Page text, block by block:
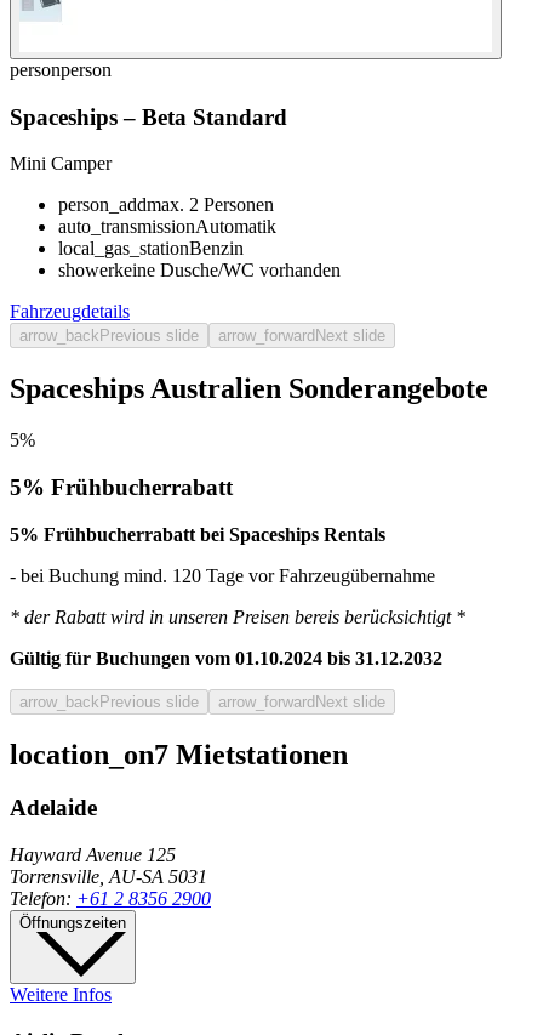
personperson
Spaceships– Beta Standard
Mini Camper
person_addmax. 2 Personen
auto_transmissionAutomatik
local_gas_stationBenzin
showerkeine Dusche/WC vorhanden
Fahrzeugdetails
arrow_back Previous slide arrow_forward Next slide
Spaceships Australien Sonderangebote
5%
5% Frühbucherrabatt
5% Frühbucherrabatt bei Spaceships Rentals
- bei Buchung mind. 120 Tage vor Fahrzeugübernahme
* der Rabatt wird in unseren Preisen bereis berücksichtigt *
Gültig für Buchungen vom 01.10.2024 bis 31.12.2032
arrow_backPrevious slide arrow_forwardNext slide
location_on7 Mietstationen
Adelaide
Hayward Avenue 125
Torrensville, AU-SA 5031
Telefon: +61 2 8356 2900
Öffnungszeiten
Weitere Infos